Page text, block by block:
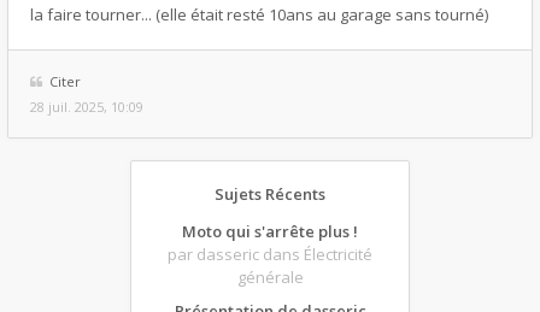
la faire tourner... (elle était resté 10ans au garage sans tourné)
Citer
28 juil. 2025, 10:09
Sujets Récents
Moto qui s'arrête plus !
par dasseric dans Électricité
générale